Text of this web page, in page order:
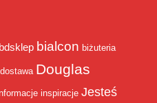
bdsklep bialcon biżuteria
Douglas
inspiracje Jesteś